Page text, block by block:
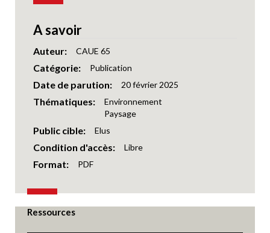
A savoir
Auteur CAUE 65
Catégorie Publication
Date de parution 20 février 2025
Thématiques
Environnement
Paysage
Public cible Elus
Condition d'accès Libre
Format PDF
Ressources